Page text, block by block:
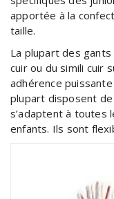
apportée à la
taille.
La plupart des
cuir ou du simili cuir
adhérence
plupart disposent
s’adaptent à toutes
enfants. Ils sont